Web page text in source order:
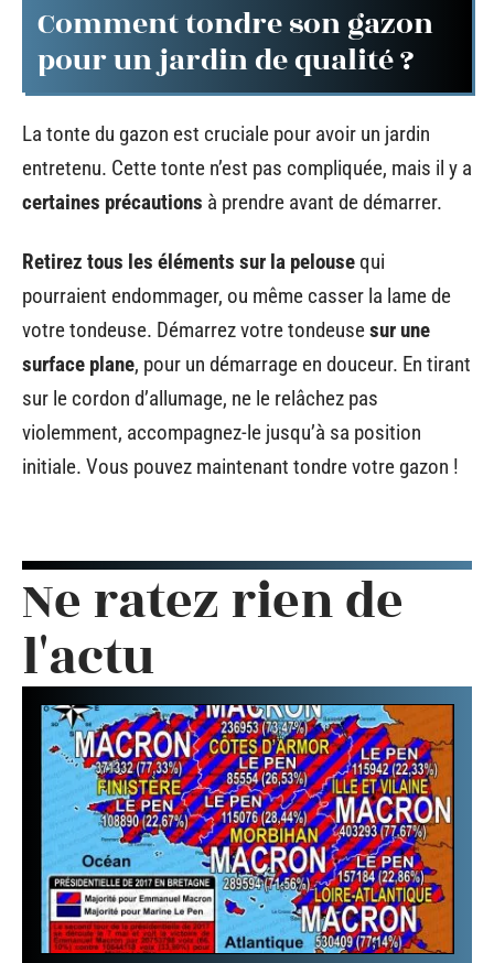
Comment tondre son gazon
pour un jardin de qualité ?
La tonte du gazon est cruciale pour avoir un jardin
entretenu. Cette tonte n’est pas compliquée, mais il y a
certaines précautions à prendre avant de démarrer.
Retirez tous les éléments sur la pelousequi
pourraient endommager, ou même casser la lame de
votre tondeuse. Démarrez votre tondeusesur une
surface plane, pour un démarrage en douceur. En tirant
sur le cordon d’allumage, ne le relâchez pas
violemment, accompagnez-le jusqu’à sa position
initiale. Vous pouvez maintenant tondre votre gazon !
Ne ratez rien de
l'actu